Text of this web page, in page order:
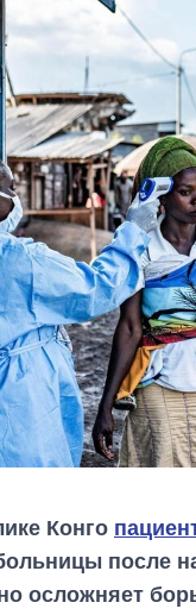
Конго
после
осложняет